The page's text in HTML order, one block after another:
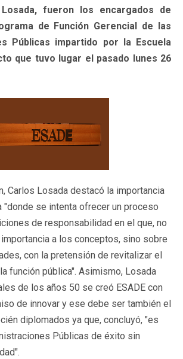
Losada, fueron los encargados de
de Función Gerencial de las
Públicas impartido por la Escuela
que tuvo lugar el pasado lunes 26
Carlos Losada destacó la importancia
"donde se intenta ofrecer un proceso
de responsabilidad en el que, no
a los conceptos, sino sobre
con la pretensión de revitalizar el
función pública". Asimismo, Losada
de los años 50 se creó ESADE con
de innovar y ese debe ser también el
diplomados ya que, concluyó, "es
Públicas de éxito sin